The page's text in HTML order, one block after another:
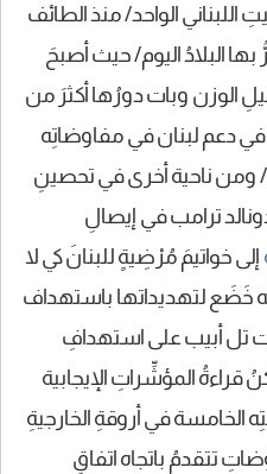
الواحد/ منذ الطائف
بها البلادُ اليوم/ حيث أصبحَ
الوزن وبات دورُها أكثرَ من
دعم لبنان في مفاوضاتِه
ومن ناحية أخرى في تحصينِ
ترامب في إيصالِ
إلى خواتيمَ مُرْضِيةٍ للبنانَ كي لا
خَضَع لتهديداتها باستهداف
تل أبيب على استهدافِ
قراءةُ المؤشِّراتِ الإيجابية
الخامسة في أروقةِ الخارجيةِ
تتقدمُ باتجاه اتفاقٍ